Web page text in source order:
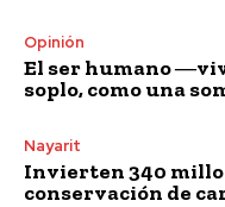
Opinión
El ser humano
soplo, como una
Nayarit
Invierten 340
conservación de